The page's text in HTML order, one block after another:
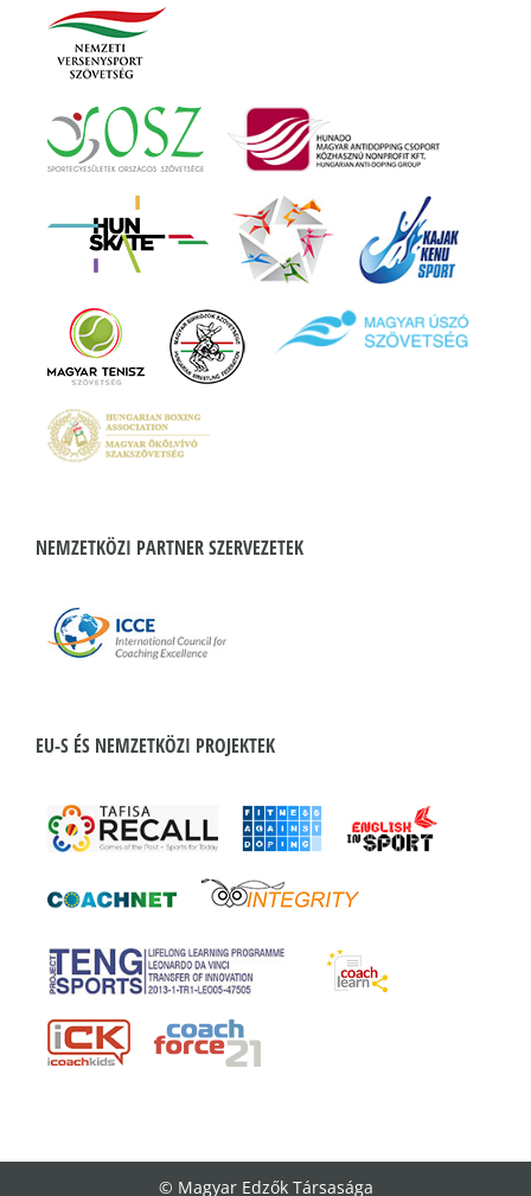
NEMZETKÖZI PARTNER SZERVEZETEK
EU-S ÉS NEMZETKÖZI PROJEKTEK
© Magyar Edzők Társasága